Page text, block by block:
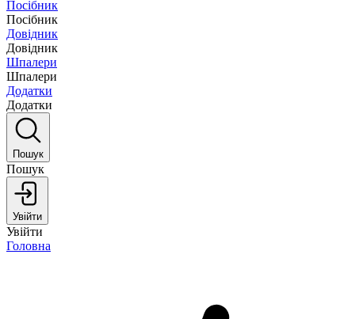
Посібник
Посібник
Довідник
Довідник
Шпалери
Шпалери
Додатки
Додатки
Пошук
Пошук
Увійти
Увійти
Головна